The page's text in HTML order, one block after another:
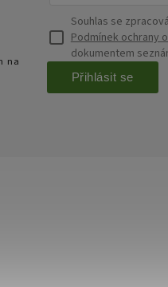
na
Souhlas se
Podmínek ochrany
dokumentem
Přihlásit se